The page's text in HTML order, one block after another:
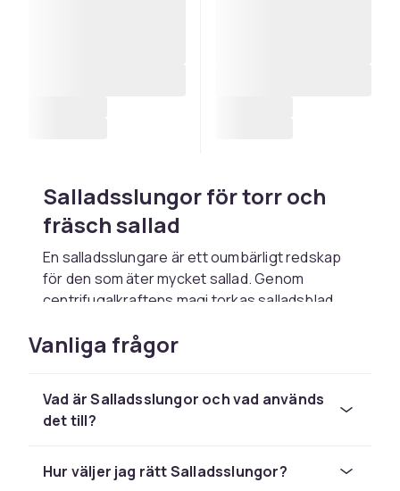
Salladsslungor för torr och
fräsch sallad
En salladsslungare är ett oumbärligt redskap
för den som äter mycket sallad. Genom
centrifugalkraftens magi torkas salladsblad,
att bli skadade. Torr sallad absorberar
dressing bättre och håller sig fräsch längre i
olika storlekar och system.
fungerar
Vanliga frågor
Vad är Salladsslungor och vad används
det till?
Hur väljer jag rätt Salladsslungor?